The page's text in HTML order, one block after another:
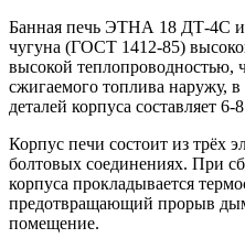
Банная печь ЭТНА 18 ДТ-4С
чугуна (ГОСТ 1412-85)
высокой теплопроводностью,
сжигаемого топлива наружу,
деталей корпуса составляет
Корпус печи состоит из трёх
болтовых соединениях. При
корпуса прокладывается
предотвращающий прорыв
помещение.